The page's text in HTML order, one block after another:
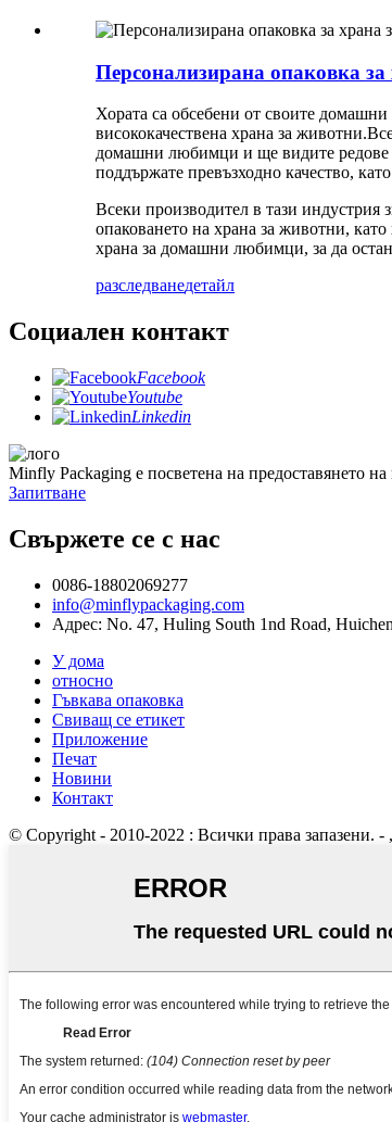
Персонализирана опаковка
Хората са обсебени от своите
висококачествена храна за
домашни любимци и ще видите редове
поддържате превъзходно качество,
Всеки производител в тази индустрия
опаковането на храна за животни,
храна за домашни любимци, за да
разследванедетайл
Социален контакт
Facebook
Youtube
Linkedin
Minfly Packaging е посветена на предоставянето
Запитване
Свържете се с нас
0086-18802069277
info@minflypackaging.com
Адрес: No. 47, Huling South 1nd Road,
У дома
относно
Гъвкава опаковка
Свиващ се етикет
Приложение
Печат
Новини
Контакт
© Copyright - 2010-2022 : Всички права запазени. -